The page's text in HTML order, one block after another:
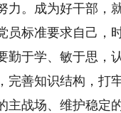
力。成为好干部，
员标准要求自己，
勤于学、敏于思，
完善知识结构，打
主战场、维护稳定